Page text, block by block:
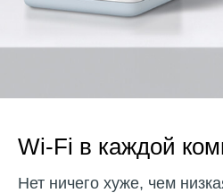
Wi‑Fi в каждой
Нет ничего хуже, чем